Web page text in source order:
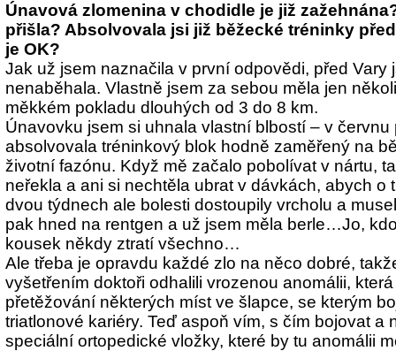
Únavová zlomenina v chodidle je již
přišla? Absolvovala jsi již běžecké tréninky
je OK?
Jak už jsem naznačila v první odpovědi, před Vary
nenaběhala. Vlastně jsem za sebou měla jen
měkkém pokladu dlouhých od 3 do 8 km.
Únavovku jsem si uhnala vlastní blbostí – v červnu
absolvovala tréninkový blok hodně zaměřený na
životní fazónu. Když mě začalo pobolívat v nártu,
neřekla a ani si nechtěla ubrat v dávkách, abych o
dvou týdnech ale bolesti dostoupily vrcholu a
pak hned na rentgen a už jsem měla berle…Jo,
kousek někdy ztratí všechno…
Ale třeba je opravdu každé zlo na něco dobré,
vyšetřením doktoři odhalili vrozenou anomálii,
přetěžování některých míst ve šlapce, se kterým
triatlonové kariéry. Teď aspoň vím, s čím bojovat a
speciální ortopedické vložky, které by tu anomálii